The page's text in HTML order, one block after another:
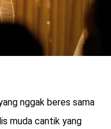
nggak beres sama
muda cantik yang